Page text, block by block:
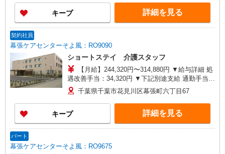
遇改善手当は試用期間中(3ヶ月)は支給なし
キープ 詳細を見る
契約社員
幕張ケアセンターそよ風：RO9090
ショートステイ 介護スタッフ
【月給】244,320円〜314,880円 ▼給与詳細 処
遇改善手当：34,320円 ▼下記別途支給 通勤手当
年末年始手当：380円/時 寸志あり：年2回（6月・
12月） ※業績による 特別報酬：平均34.1万円（最
高額135万円） ※2025年6月支給実績 ※処遇改善
手当は試用期間中(3ヶ月)は支給なし
千葉県千葉市花見川区幕張町六丁目67
キープ 詳細を見る
パート
幕張ケアセンターそよ風：RO9675